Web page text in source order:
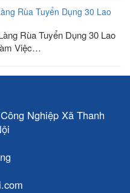
Rùa Tuyển Dụng 30 Lao
Rùa Tuyển Dụng 30 Lao
Việc…
Nghiệp Xã Thanh